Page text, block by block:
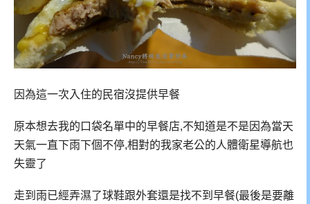
因為這一次入住的民宿沒提供早餐
原本想去我的口袋名單中的早餐店,不知道是不是因為當天
天氣一直下雨下個不停,相對的我家老公的人體衛星導航也
失靈了
走到雨已經弄濕了球鞋跟外套還是找不到早餐(最後是要離